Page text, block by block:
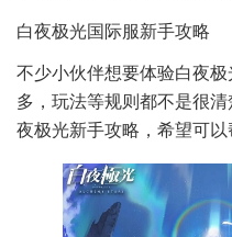
白夜极光国际服新手攻略
不少小伙伴想要体验白夜
多，玩法等规则都不是很
夜极光新手攻略，希望可以